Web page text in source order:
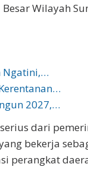
Wilayah
Ngatini,…
2027,…
dari
bekerja
perangkat